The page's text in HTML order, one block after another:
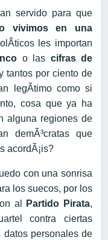
servido para que
vivimos en una
les importan
o las cifras de
tantos por ciento de
legÃ­timo como si
cosa que ya ha
alguna regiones de
demÃ³cratas que
acordÃ¡is?
con una sonrisa
los suecos, por los
al
Partido Pirata,
contra ciertas
datos personales de